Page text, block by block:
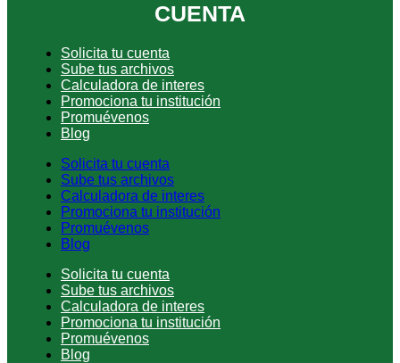
CUENTA
Solicita tu cuenta
Sube tus archivos
Calculadora de interes
Promociona tu institución
Promuévenos
Blog
Solicita tu cuenta
Sube tus archivos
Calculadora de interes
Promociona tu institución
Promuévenos
Blog
Solicita tu cuenta
Sube tus archivos
Calculadora de interes
Promociona tu institución
Promuévenos
Blog